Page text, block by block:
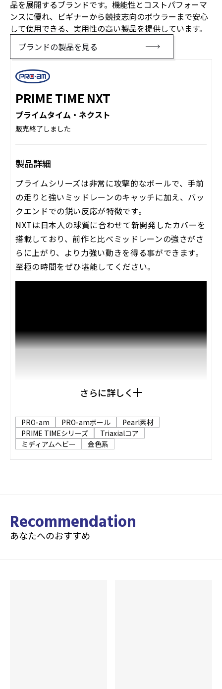
品を展開するブランドです。機能性とコストパフォーマ
ンスに優れ、ビギナーから競技志向のボウラーまで安心
して使用できる、実用性の高い製品を提供しています。
ブランドの製品を見る
PRIME TIME NXT
プライムタイム・ネクスト
販売終了しました
製品詳細
プライムシリーズは非常に攻撃的なボールで、手前
の走りと強いミッドレーンのキャッチに加え、バッ
クエンドでの鋭い反応が特徴です。
NXTは日本人の球質に合わせて新開発したカバーを
搭載しており、前作と比べミッドレーンの強さがさ
らに上がり、より力強い動きを得る事ができます。
至極の時間をぜひ堪能してください。
さらに詳しく
PRO-am PRO-amボール
Pearl素材
PRIME TIMEシリーズ
Triaxialコア
ミディアムヘビー
金色系
Recommendation
あなたへのおすすめ